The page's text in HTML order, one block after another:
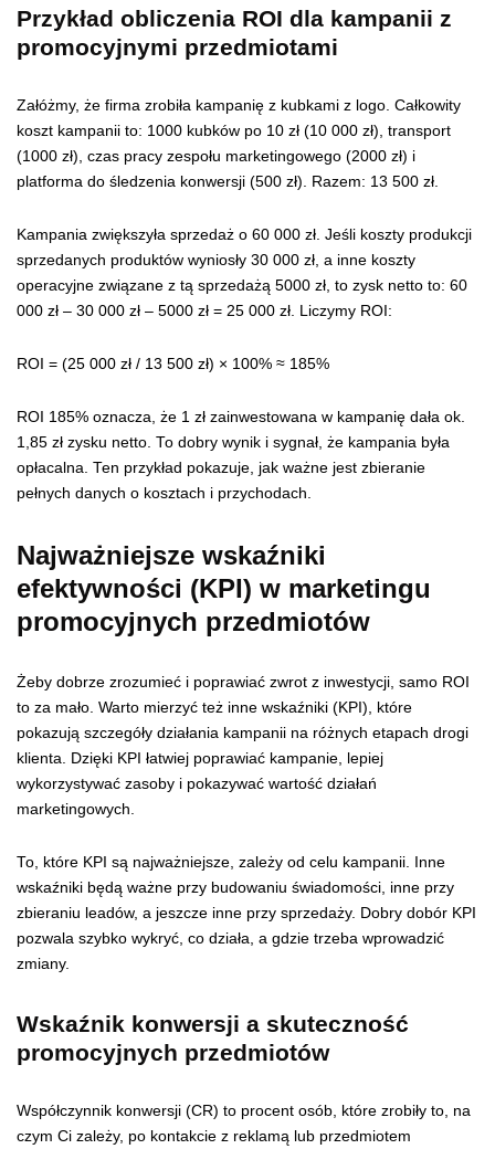
Przykład obliczenia ROI dla kampanii z
promocyjnymi przedmiotami
Załóżmy, że firma zrobiła kampanię z kubkami z logo. Całkowity
koszt kampanii to: 1000 kubków po 10 zł (10 000 zł), transport
(1000 zł), czas pracy zespołu marketingowego (2000 zł) i
platforma do śledzenia konwersji (500 zł). Razem: 13 500 zł.
Kampania zwiększyła sprzedaż o 60 000 zł. Jeśli koszty produkcji
sprzedanych produktów wyniosły 30 000 zł, a inne koszty
operacyjne związane z tą sprzedażą 5000 zł, to zysk netto to: 60
000 zł – 30 000 zł – 5000 zł = 25 000 zł. Liczymy ROI:
ROI = (25 000 zł / 13 500 zł) × 100% ≈ 185%
ROI 185% oznacza, że 1 zł zainwestowana w kampanię dała ok.
1,85 zł zysku netto. To dobry wynik i sygnał, że kampania była
opłacalna. Ten przykład pokazuje, jak ważne jest zbieranie
pełnych danych o kosztach i przychodach.
Najważniejsze wskaźniki
efektywności (KPI) w marketingu
promocyjnych przedmiotów
Żeby dobrze zrozumieć i poprawiać zwrot z inwestycji, samo ROI
to za mało. Warto mierzyć też inne wskaźniki (KPI), które
pokazują szczegóły działania kampanii na różnych etapach drogi
klienta. Dzięki KPI łatwiej poprawiać kampanie, lepiej
wykorzystywać zasoby i pokazywać wartość działań
marketingowych.
To, które KPI są najważniejsze, zależy od celu kampanii. Inne
wskaźniki będą ważne przy budowaniu świadomości, inne przy
zbieraniu leadów, a jeszcze inne przy sprzedaży. Dobry dobór KPI
pozwala szybko wykryć, co działa, a gdzie trzeba wprowadzić
zmiany.
Wskaźnik konwersji a skuteczność
promocyjnych przedmiotów
Współczynnik konwersji (CR) to procent osób, które zrobiły to, na
czym Ci zależy, po kontakcie z reklamą lub przedmiotem